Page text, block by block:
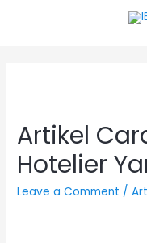
Artikel
Hotelier
Leave a Comment /